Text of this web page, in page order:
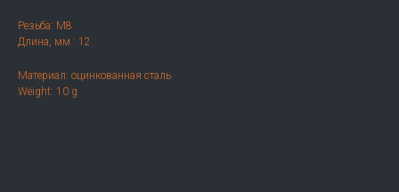
Резьба: М8
Длина, мм : 12
Материал: оцинкованная сталь
Weight: 10 g